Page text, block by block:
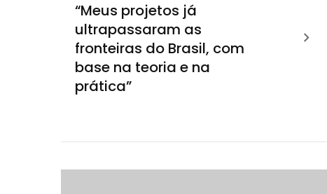
“Meus projetos já
ultrapassaram as
fronteiras do Brasil, com
base na teoria e na
prática”